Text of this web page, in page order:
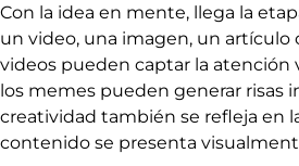
Con la idea en mente, llega la
un video, una imagen, un artículo
videos pueden captar la atención
los memes pueden generar risas
creatividad también se refleja en
contenido se presenta